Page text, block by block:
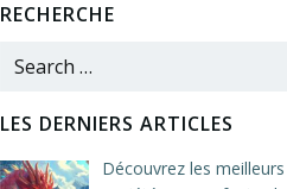
RECHERCHE
Search
LES DERNIERS ARTICLES
Découvrez les